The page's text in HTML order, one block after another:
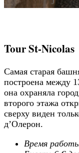
Tour St-Nicolas
Самая старая
построена между
она охраняла
второго этажа
сверху виден
д’Олерон.
Время